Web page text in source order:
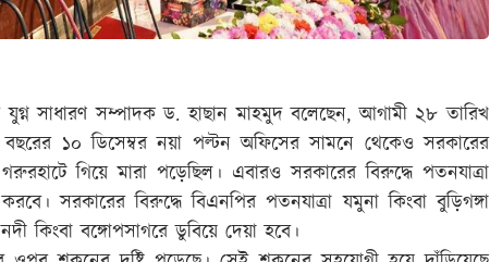
যুগ্ন সাধারণ সম্পাদক ড. হাছান মাহমুদ বলেছেন, আগামী ২৮ তারিখ
১০ ডিসেম্বর নয়া পল্টন অফিসের সামনে থেকেও সরকারের
গিয়ে মারা পড়েছিল। এবারও সরকারের বিরুদ্ধে পতনযাত্রা
সরকারের বিরুদ্ধে বিএনপির পতনযাত্রা যমুনা কিংবা বুড়িগঙ্গা
কিংবা বঙ্গোপসাগরে ডুবিয়ে দেয়া হবে।